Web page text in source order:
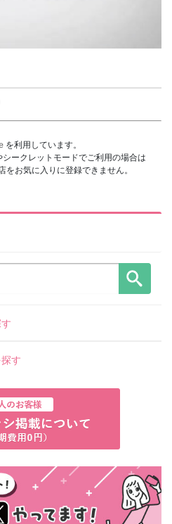
を利用しています。
ークレットモードでご利用の場合は
お気に入りに登録できません。
す